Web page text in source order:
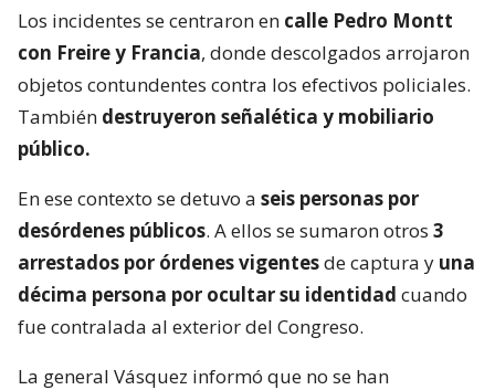
Los incidentes se centraron en calle Pedro Montt
con Freire y Francia, donde descolgados arrojaron
objetos contundentes contra los efectivos policiales.
También destruyeron señalética y mobiliario
público.
En ese contexto se detuvo a seis personas por
desórdenes públicos. A ellos se sumaron otros 3
arrestados por órdenes vigentesde captura y una
décima persona por ocultar su identidad cuando
fue contralada al exterior del Congreso.
La general Vásquez informó que no se han